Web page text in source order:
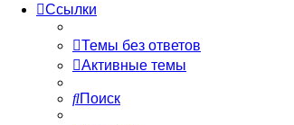
Ссылки
Темы без ответов
Активные темы
Поиск